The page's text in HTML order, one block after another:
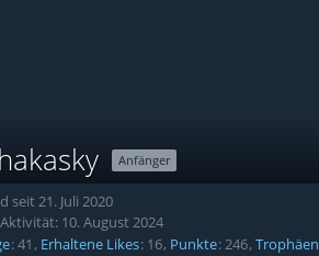
Anfänger
seit 21. Juli 2020
10. August 2024
41 Erhaltene Likes 16 Punkte 246 Trophäen